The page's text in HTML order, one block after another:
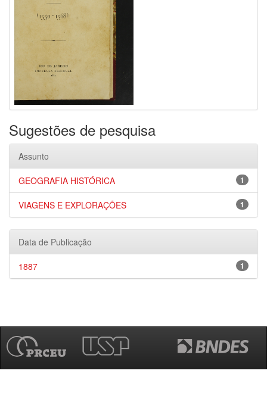
Sugestões de pesquisa
Assunto
1
GEOGRAFIA HISTÓRICA
1
VIAGENS E EXPLORAÇÕES
Data de Publicação
1
1887